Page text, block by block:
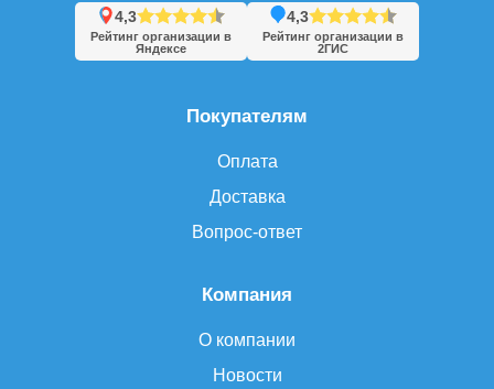
Компания
О компании
Новости
Покупателям
Оплата
Доставка
Вопрос-ответ
4,3
Рейтинг организации в
Яндексе
4,3
Рейтинг организации в
2ГИС